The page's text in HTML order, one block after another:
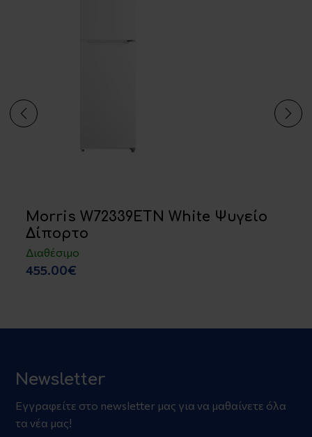
Morris W72339ETN White Ψυγείο
Δίπορτο
Διαθέσιμο
455.00€
Newsletter
Εγγραφείτε στο newsletter μας για να μαθαίνετε όλα
τα νέα μας!